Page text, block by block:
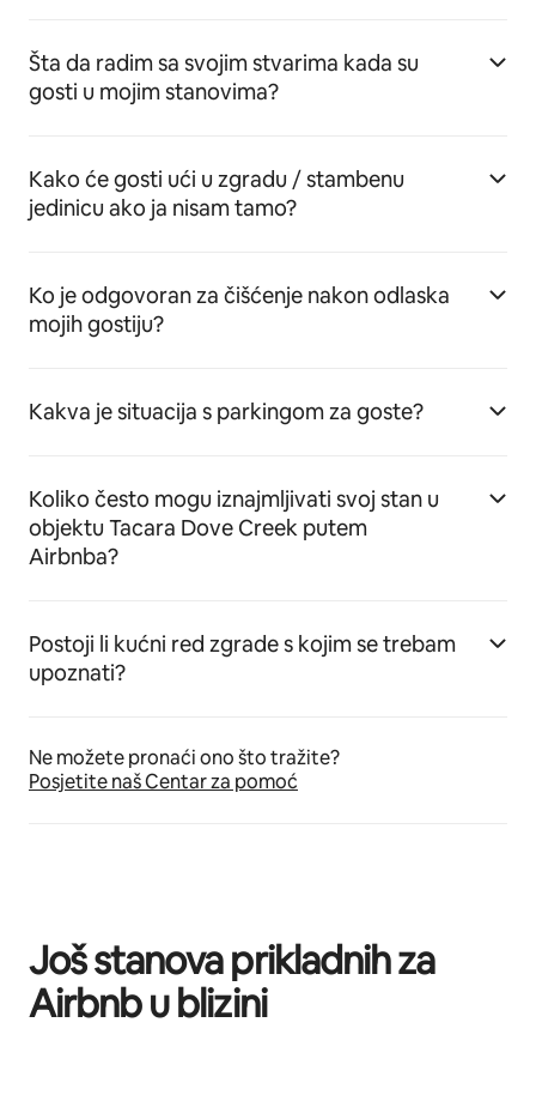
Šta da radim sa svojim stvarima kada su
gosti u mojim stanovima?
Kako će gosti ući u zgradu / stambenu
jedinicu ako ja nisam tamo?
Ko je odgovoran za čišćenje nakon odlaska
mojih gostiju?
Kakva je situacija s parkingom za goste?
Koliko često mogu iznajmljivati svoj stan u
objektu Tacara Dove Creek putem
Airbnba?
Postoji li kućni red zgrade s kojim se trebam
upoznati?
Ne možete pronaći ono što tražite?
Posjetite naš Centar za pomoć
Još stanova prikladnih za
Airbnb u blizini